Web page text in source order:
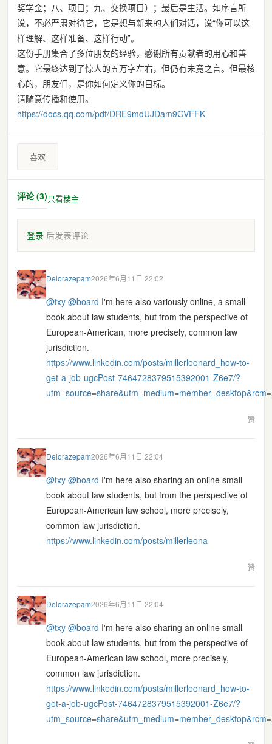
奖学金；八、项目；九、交换项目）；最后是生活。如序言所
说，不必严肃对待它，它是想与新来的人们对话，说“你可以这
样理解、这样准备、这样行动”。
这份手册集合了多位朋友的经验，感谢所有贡献者的用心和善
意。它最终达到了惊人的五万字左右，但仍有未竟之言。但最核
心的，朋友们，是你如何定义你的目标。
请随意传播和使用。
https://docs.qq.com/pdf/DRE9mdUJDam9GVFFK
喜欢
评论 (3)只看楼主
登录 后发表评论
Delorazepam2026年6月11日 22:02
@txy @board I'm here also variously online, a small
book about law students, but from the perspective of
European-American, more precisely, common law
jurisdiction.
https://www.linkedin.com/posts/millerleonard_how-to-
get-a-job-ugcPost-7464728379515392001-Z6e7/?
赞
Delorazepam2026年6月11日 22:04
@txy @board I'm here also sharing an online small
book about law students, but from the perspective of
European-American law school, more precisely,
common law jurisdiction.
https://www.linkedin.com/posts/millerleona
赞
Delorazepam2026年6月11日 22:04
@txy @board I'm here also sharing an online small
book about law students, but from the perspective of
European-American law school, more precisely,
common law jurisdiction.
https://www.linkedin.com/posts/millerleonard_how-to-
get-a-job-ugcPost-7464728379515392001-Z6e7/?